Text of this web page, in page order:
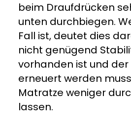
beim Draufdrücken
unten durchbiegen.
Fall ist, deutet dies
nicht genügend
vorhanden ist und
erneuert werden
Matratze weniger
lassen.